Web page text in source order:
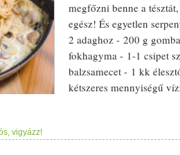
megfőzni benne a
egész! És egyetlen
2 adaghoz - 200 g gomba
fokhagyma- 1-1 csipet
balzsamecet- 1 kk
kétszeres mennyiségű víz
- Amikor a
vigyázz!